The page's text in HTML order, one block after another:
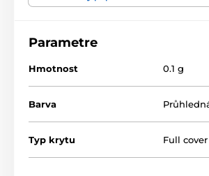
Parametre
Hmotnost 0.1 g
Barva
Typ krytu Full cover